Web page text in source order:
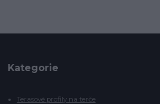
Kategorie
Terasové profily na terče